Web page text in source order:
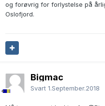
og forøvrig for forlystelse på
Oslofjord.
Bigmac
Svart 1.September.2018